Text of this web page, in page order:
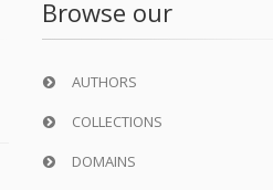
Browse our
AUTHORS
COLLECTIONS
DOMAINS